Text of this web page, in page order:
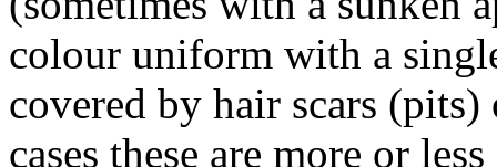
colour uniform with a
covered by hair scars
cases these are more or